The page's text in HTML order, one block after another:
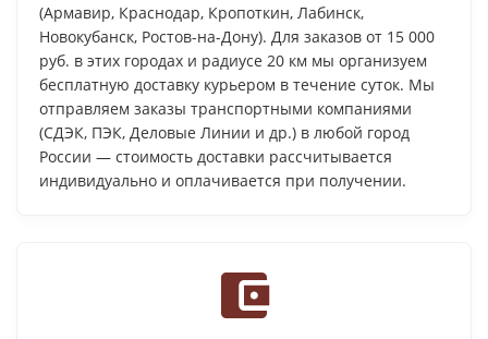
(Армавир, Краснодар, Кропоткин, Лабинск,
Новокубанск, Ростов-на-Дону). Для заказов от 15 000
руб. в этих городах и радиусе 20 км мы организуем
бесплатную доставку курьером в течение суток. Мы
отправляем заказы транспортными компаниями
(СДЭК, ПЭК, Деловые Линии и др.) в любой город
России — стоимость доставки рассчитывается
индивидуально и оплачивается при получении.